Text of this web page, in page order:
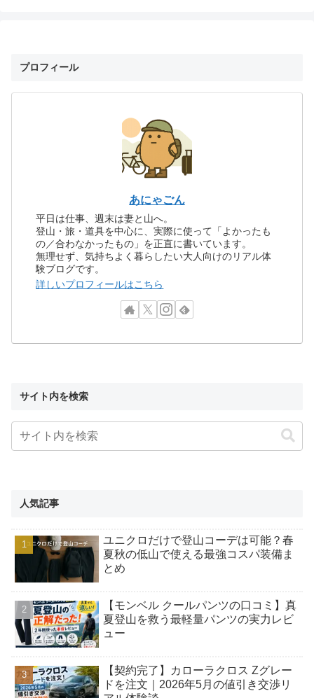
プロフィール
あにゃごん
平日は仕事、週末は妻と山へ。
登山・旅・道具を中心に、実際に使って「よかったも
の／合わなかったもの」を正直に書いています。
無理せず、気持ちよく暮らしたい大人向けのリアル体
験ブログです。
詳しいプロフィールはこちら
サイト内を検索
人気記事
ユニクロだけで登山コーデは可能？春
夏秋の低山で使える最強コスパ装備ま
とめ
【モンベル クールパンツの口コミ】真
夏登山を救う最軽量パンツの実力レビ
ュー
【契約完了】カローラクロス Zグレー
ドを注文｜2026年5月の値引き交渉リ